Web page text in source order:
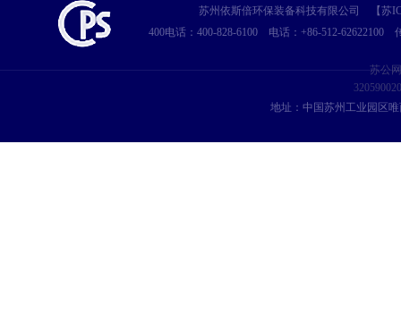
苏州依斯倍环保装备科技有限公司
【苏
400电话：400-828-6100
电话：+86-512-62622100
苏公
地址：中国苏州工业园区